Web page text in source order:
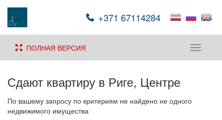
+371 67114284
Toggle
ПОЛНАЯ ВЕРСИЯ
Сдают квартиру в Риге, Центре
По вашему запросу по критериям не найдено не одного
недвижимого имущества